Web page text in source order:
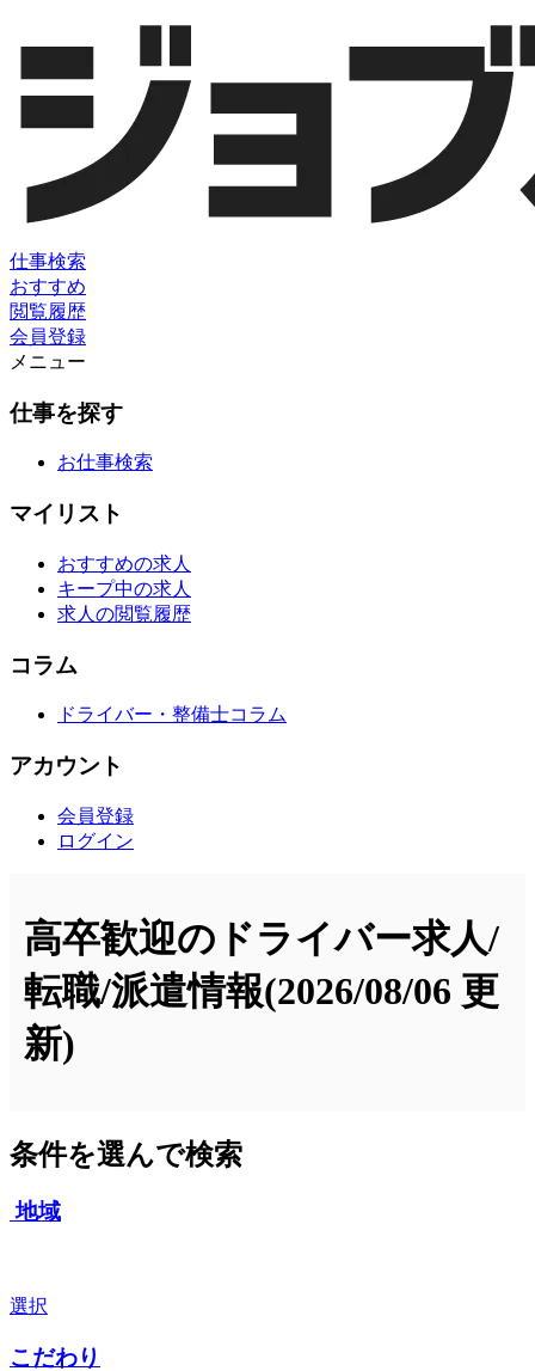
仕事検索
おすすめ
閲覧履歴
会員登録
メニュー
仕事を探す
お仕事検索
マイリスト
おすすめの求人
キープ中の求人
求人の閲覧履歴
コラム
ドライバー・整備士コラム
アカウント
会員登録
ログイン
高卒歓迎のドライバー求人/
転職/派遣情報(2026/08/06 更
新)
条件を選んで検索
地域
選択
こだわり